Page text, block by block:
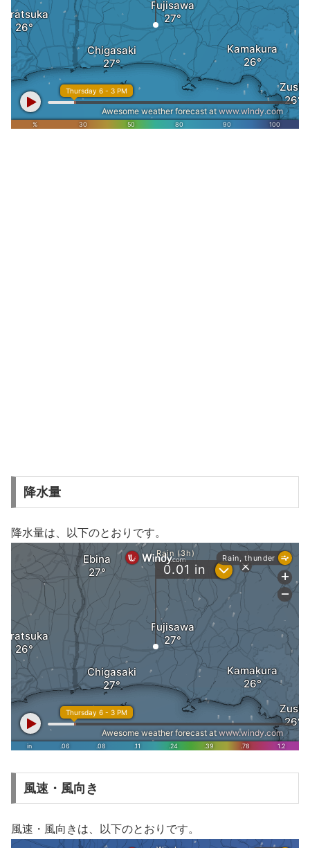
降水量
降水量は、以下のとおりです。
風速・風向き
風速・風向きは、以下のとおりです。